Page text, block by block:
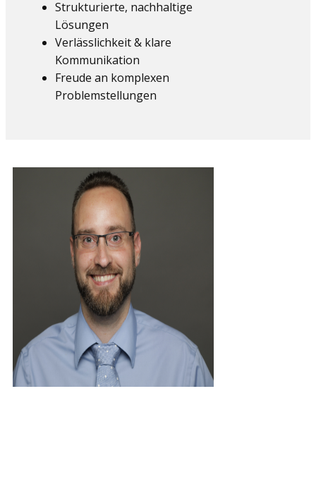
Strukturierte, nachhaltige
Lösungen
Verlässlichkeit & klare
Kommunikation
Freude an komplexen
Problemstellungen